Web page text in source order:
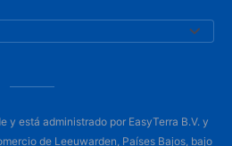
y está administrado por EasyTerra B.V. y
de Leeuwarden, Países Bajos, bajo